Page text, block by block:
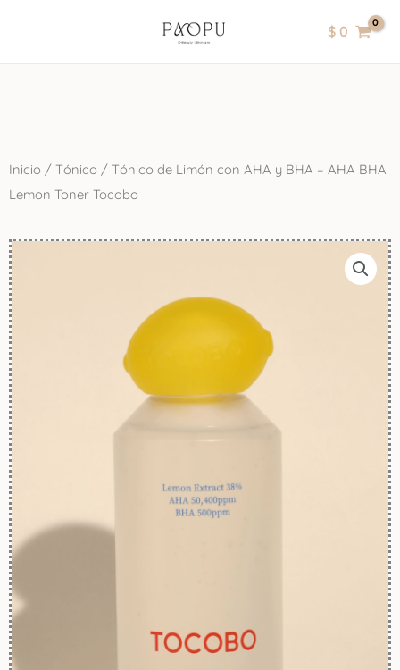
$0
Inicio / Tónico / Tónico de Limón con AHA y BHA – AHA BHA
Lemon Toner Tocobo